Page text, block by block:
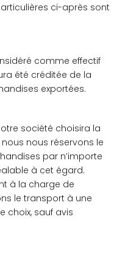
ci-après sont
comme effectif
été créditée de la
exportées.
société choisira la
nous réservons le
par n’importe
à cet égard.
à la charge de
le transport à une
choix, sauf avis